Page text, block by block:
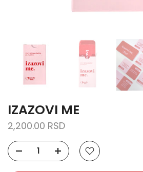
IZAZOVI ME
2,200.00 RSD